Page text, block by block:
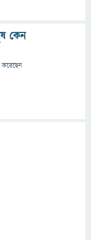
কেন
করেছেন